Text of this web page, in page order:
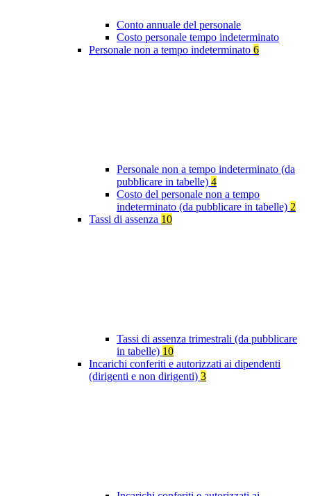
Conto annuale del personale
Costo personale tempo indeterminato
Personale non a tempo indeterminato 6
Personale non a tempo indeterminato (da
pubblicare in tabelle) 4
Costo del personale non a tempo
indeterminato (da pubblicare in tabelle) 2
Tassi di assenza 10
Tassi di assenza trimestrali (da pubblicare
in tabelle) 10
Incarichi conferiti e autorizzati ai dipendenti
(dirigenti e non dirigenti) 3